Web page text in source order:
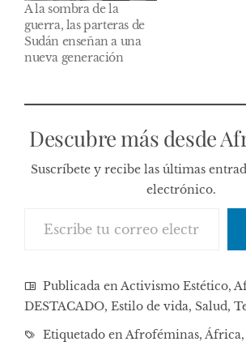
A la sombra de la
guerra, las parteras de
Sudán enseñan a una
nueva generación
Descubre más desde
Suscríbete y recibe las últimas
electrónico.
Publicada enActivismo Estético,
DESTACADO, Estilo de vida, Salud,
Etiquetado enAfroféminas, África,